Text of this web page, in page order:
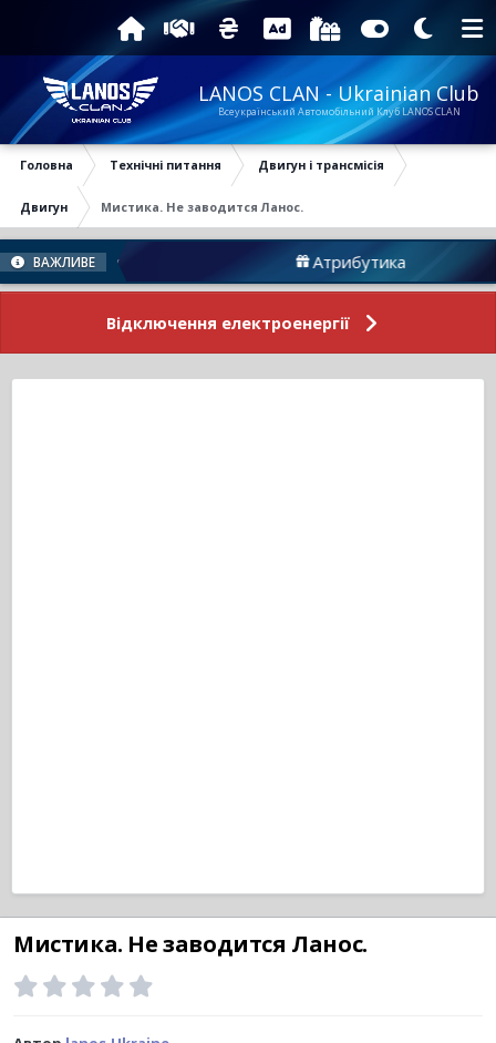
LANOS CLAN - Ukrainian Club
Всеукраїнський Автомобільний Клуб LANOS CLAN
Головна Технічні питання Двигун і трансмісія
Двигун Мистика. Не заводится Ланос.
ВАЖЛИВЕ Атрибутика
Відключення електроенергії
Мистика. Не заводится Ланос.